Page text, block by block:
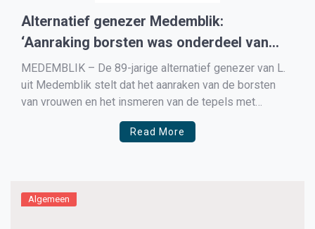
Alternatief genezer Medemblik:
‘Aanraking borsten was onderdeel van
behandeling’
MEDEMBLIK – De 89-jarige alternatief genezer van L.
uit Medemblik stelt dat het aanraken van de borsten
van vrouwen en het insmeren van de tepels met
massage-olie onderdeel was van zijn behandeling. Dat
zei Willem van L. dinsdag bij de rechtbank in Alkmaar.
Read More
Algemeen